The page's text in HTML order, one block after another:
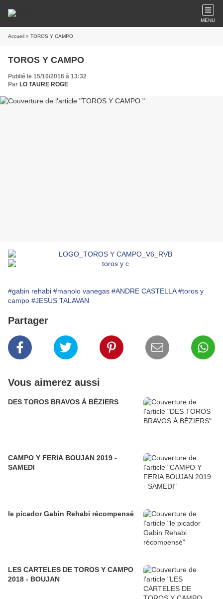
MENU
Accueil » TOROS Y CAMPO
TOROS Y CAMPO
Publié le 15/10/2016 à 13:32
Par LO TAURE ROGE
#gabin rehabi #manolo vanegas #ANDRE CASTELLA #toros y
campo #JESUS TALAVAN
Partager
Vous aimerez aussi
DES TOROS BRAVOS À BÉZIERS
CAMPO Y FERIA BOUJAN 2019 -
SAMEDI
le picador Gabin Rehabi récompensé
LES CARTELES DE TOROS Y CAMPO
2018 - BOUJAN